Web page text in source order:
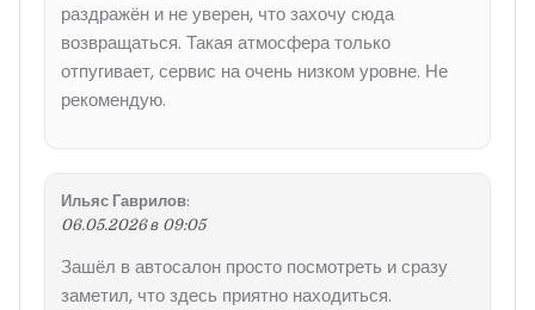
раздражён и не уверен, что захочу сюда
возвращаться. Такая атмосфера только
отпугивает, сервис на очень низком уровне. Не
рекомендую.
Ильяс Гаврилов:
06.05.2026 в 09:05
Зашёл в автосалон просто посмотреть и сразу
заметил, что здесь приятно находиться.